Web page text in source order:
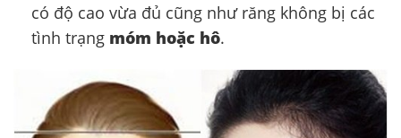
có độ cao vừa đủ cũng như răng không bị các
tình trạng móm hoặc hô.